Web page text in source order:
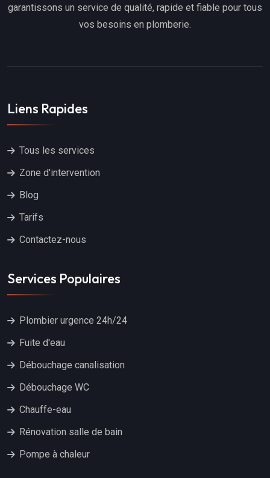
garantissons un service de qualité, rapide et fiable pour tous
vos besoins en plomberie.
Liens Rapides
Tous les services
Zone d'intervention
Blog
Tarifs
Contactez-nous
Services Populaires
Plombier urgence 24h/24
Fuite d'eau
Débouchage canalisation
Débouchage WC
Chauffe-eau
Rénovation salle de bain
Pompe à chaleur